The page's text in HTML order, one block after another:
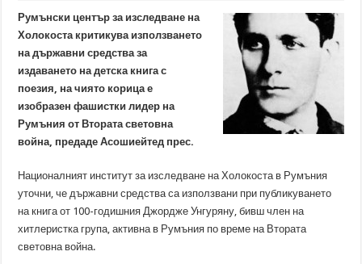
Румънски център за изследване на
Холокоста критикува използването
на държавни средства за
издаването на детска книга с
поезия, на чиято корица е
изобразен фашистки лидер на
Румъния от Втората световна
война, предаде Асошиейтед прес.
Националният институт за изследване на Холокоста в Румъния
уточни, че държавни средства са използвани при публикуването
на книга от 100-годишния Джордже Унгуряну, бивш член на
хитлеристка група, активна в Румъния по време на Втората
световна война.